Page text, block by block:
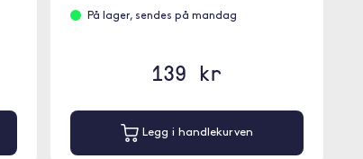
På lager, sendes på mandag
139 kr
Legg i handlekurven